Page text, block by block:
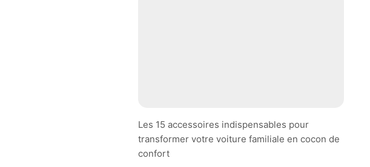
Les 15 accessoires indispensables pour
transformer votre voiture familiale en cocon de
confort